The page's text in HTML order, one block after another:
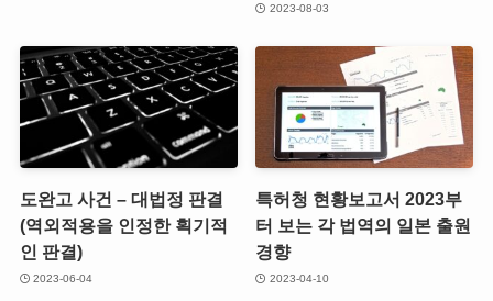
2023-08-03
도완고 사건 – 대법정 판결
(역외적용을 인정한 획기적
인 판결)
2023-06-04
특허청 현황보고서 2023부
터 보는 각 법역의 일본 출원
경향
2023-04-10